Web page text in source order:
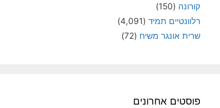
קורונה (150)
רלוונטיים תמיד (4,091)
שרית אונגר משיח (72)
פוסטים אחרונים